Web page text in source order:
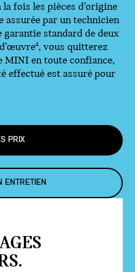
fois les pièces d’origine
assurée par un technicien
standard de deux
4, vous quitterez
MINI en toute confiance,
effectué est assuré pour
PRIX
ENTRETIEN